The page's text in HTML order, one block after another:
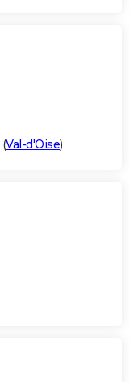
(Val-d'Oise)